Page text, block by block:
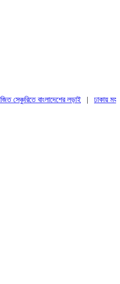
বাংলাদেশের লড়াই|ঢাকায়